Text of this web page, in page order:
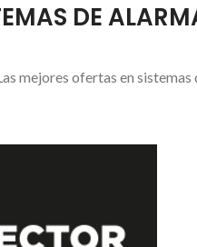
DE
mejores ofertas en